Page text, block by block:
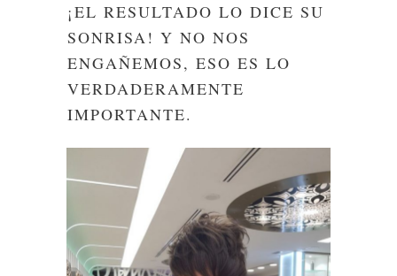
¡EL RESULTADO LO DICE SU
SONRISA! Y NO NOS
ENGAÑEMOS, ESO ES LO
VERDADERAMENTE
IMPORTANTE.